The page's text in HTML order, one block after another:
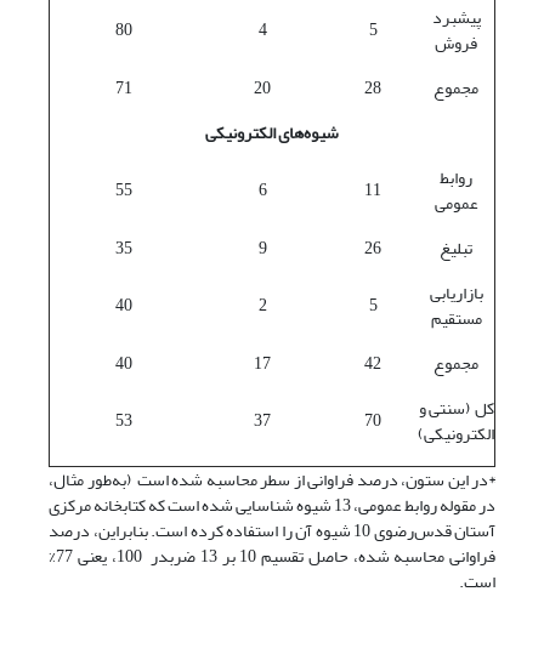
پیشبرد
فروش 5
4
80
مجموع
28
20
71
شیوه‌های الکترونیکی
روابط
عمومی 11
6
55
تبلیغ
26
9
35
بازاریابی
مستقیم 5
2
40
مجموع
42
17
40
کل (سنتی و
الکترونیکی) 70
37
53
*در این ستون، درصد فراوانی از سطر محاسبه شده است (به‌طور مثال،
در مقوله روابط عمومی، 13 شیوه شناسایی شده است که کتابخانه مرکزی
آستان قدس‌رضوی 10 شیوه آن را استفاده کرده است. بنابراین، درصد
فراوانی محاسبه شده، حاصل تقسیم 10 بر 13 ضربدر 100، یعنی 77%
است.